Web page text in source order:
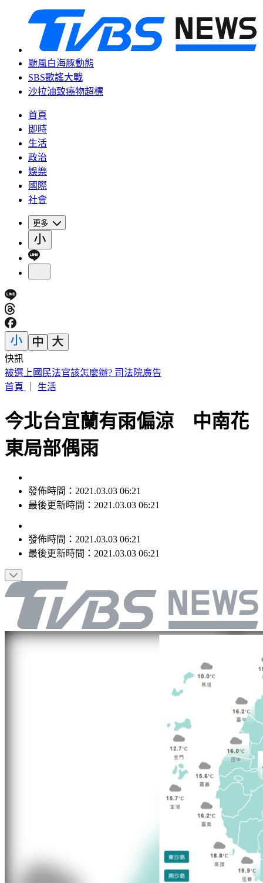
颱風白海豚動態
SBS歌謠大戰
沙拉油致癌物超標
首頁
即時
生活
政治
娛樂
國際
社會
更多
快訊
毒油風波究責？傳石崇良、姜至剛請辭 綠：做這種解讀很合
理
今北台宜蘭有雨偏涼 中南花
東局部偶雨
發佈時間：2021.03.03 06:21
發佈時間：2021.03.03 06:21